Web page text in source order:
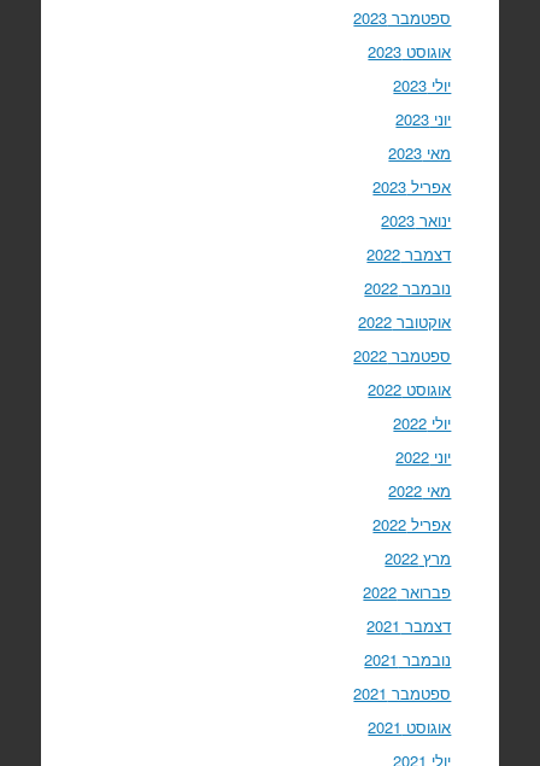
ספטמבר 2023
אוגוסט 2023
יולי 2023
יוני 2023
מאי 2023
אפריל 2023
ינואר 2023
דצמבר 2022
נובמבר 2022
אוקטובר 2022
ספטמבר 2022
אוגוסט 2022
יולי 2022
יוני 2022
מאי 2022
אפריל 2022
מרץ 2022
פברואר 2022
דצמבר 2021
נובמבר 2021
ספטמבר 2021
אוגוסט 2021
יולי 2021